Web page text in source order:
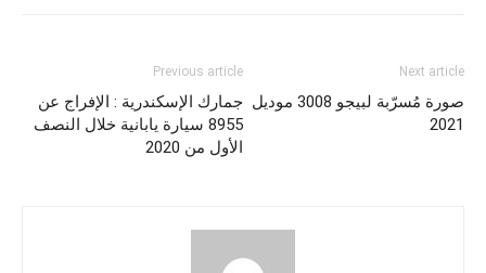
Previous article
جمارك الإسكندرية : الإفراج عن
8955 سيارة يابانية خلال النصف
الأول من 2020
Next article
صورة مُسرّبة لبيجو 3008 موديل
2021